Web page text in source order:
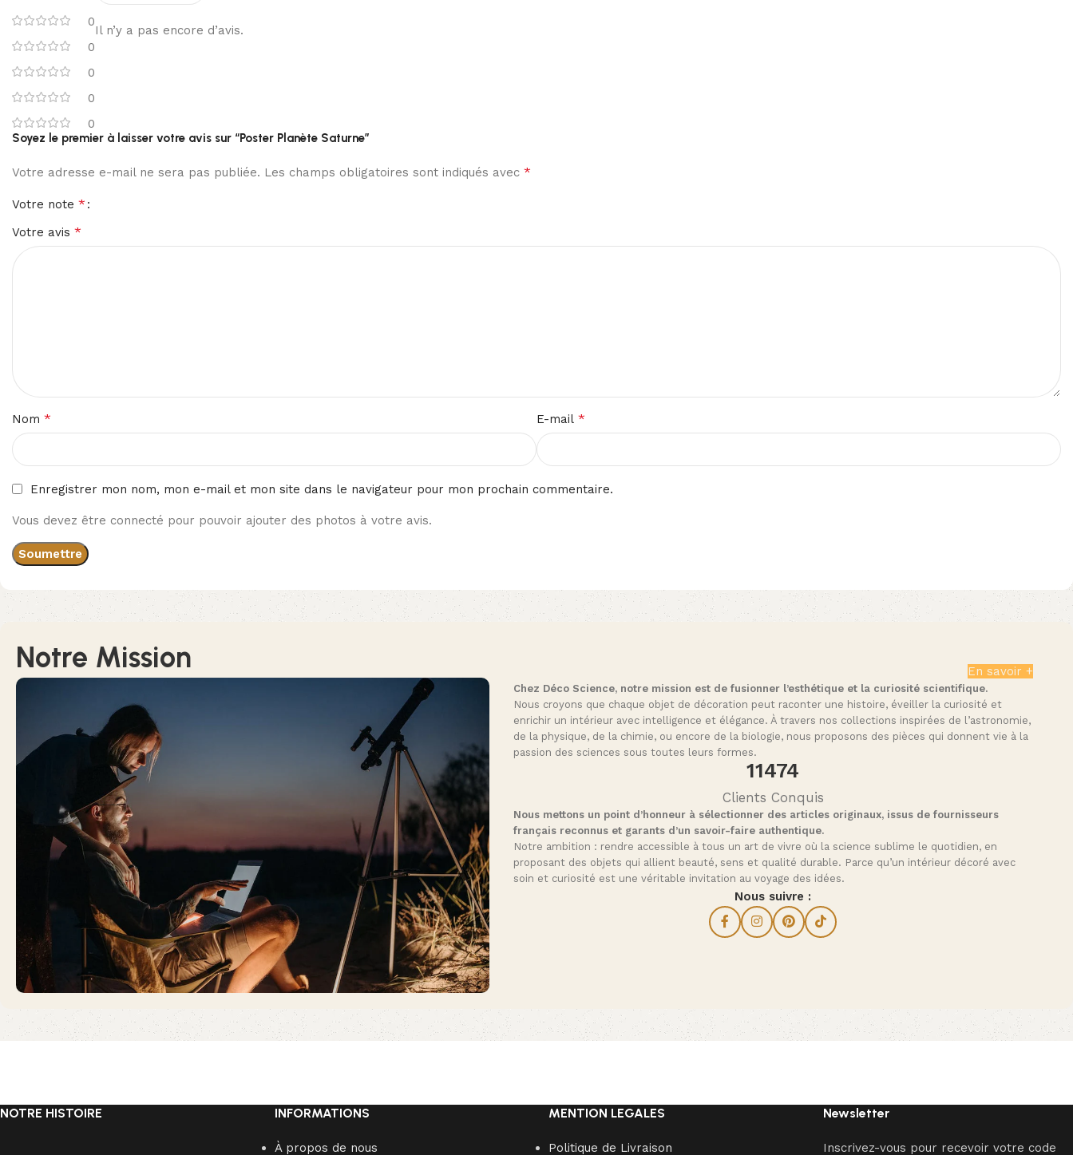
0
0
0
0
0
Il n’y a pas encore d’avis.
Soyez le premier à laisser votre avis sur “Poster Planète Saturne”
Votre adresse e-mail ne sera pas publiée. Les champs obligatoires sont indiqués avec *
Votre note *
Votre avis *
Nom * E-mail *
Enregistrer mon nom, mon e-mail et mon site dans le navigateur pour mon prochain commentaire.
Vous devez être connecté pour pouvoir ajouter des photos à votre avis.
Notre Mission En savoir +
Chez Déco Science, notre mission est de fusionner l’esthétique et la curiosité scientifique.
Nous croyons que chaque objet de décoration peut raconter une histoire, éveiller la curiosité et
enrichir un intérieur avec intelligence et élégance. À travers nos collections inspirées de l’astronomie,
de la physique, de la chimie, ou encore de la biologie, nous proposons des pièces qui donnent vie à la
passion des sciences sous toutes leurs formes.
11564
Clients Conquis
Nous mettons un point d’honneur à sélectionner des articles originaux, issus de fournisseurs
français reconnus et garants d’un savoir-faire authentique.
Notre ambition : rendre accessible à tous un art de vivre où la science sublime le quotidien, en
proposant des objets qui allient beauté, sens et qualité durable. Parce qu’un intérieur décoré avec
soin et curiosité est une véritable invitation au voyage des idées.
Nous suivre :
NOTRE HISTOIRE INFORMATIONS
À propos de nous
MENTION LEGALES
Politique de Livraison
Newsletter
Inscrivez-vous pour recevoir votre code